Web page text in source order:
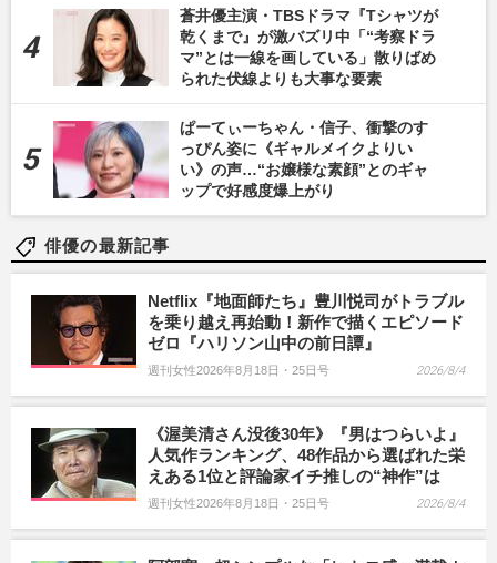
蒼井優主演・TBSドラマ『Tシャツが
乾くまで』が激バズリ中「“考察ドラ
マ”とは一線を画している」散りばめ
られた伏線よりも大事な要素
ぱーてぃーちゃん・信子、衝撃のす
っぴん姿に《ギャルメイクよりい
い》の声…“お嬢様な素顔”とのギャ
ップで好感度爆上がり
俳優の最新記事
Netflix『地面師たち』豊川悦司がトラブル
を乗り越え再始動！新作で描くエピソード
ゼロ『ハリソン山中の前日譚』
週刊女性2026年8月18日・25日号 2026/8/4
《渥美清さん没後30年》『男はつらいよ』
人気作ランキング、48作品から選ばれた栄
えある1位と評論家イチ推しの“神作”は
週刊女性2026年8月18日・25日号 2026/8/4